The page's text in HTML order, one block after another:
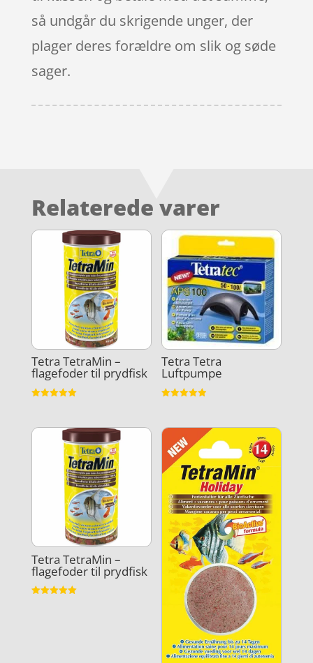
så undgår du skrigende unger, der
plager deres forældre om slik og søde
sager.
Relaterede varer
Tetra TetraMin –
flagefoder til prydfisk
Tetra Tetra
Luftpumpe
Tetra TetraMin –
flagefoder til prydfisk